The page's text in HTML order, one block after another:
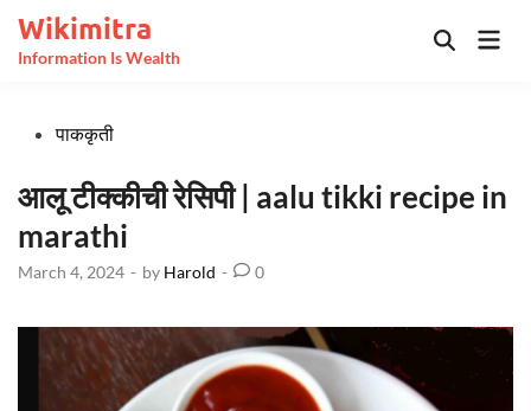
content
Wikimitra
Information Is Wealth
Open
Postedपाककृती
आलू टीक्कीची रेसिपी | aalu tikki recipe in
marathi
March 4, 2024 - by Harold - 0